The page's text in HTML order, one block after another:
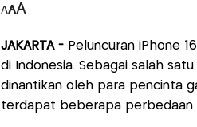
AAA
JAKARTA - Peluncuran iPhone
di Indonesia. Sebagai salah
dinantikan oleh para pencinta
terdapat beberapa perbedaan